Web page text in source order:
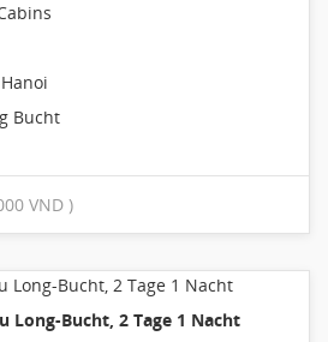
Bucht
VND )
Long-Bucht, 2 Tage 1 Nacht